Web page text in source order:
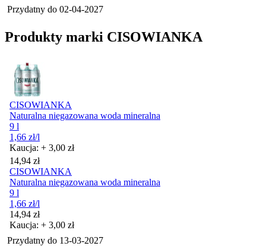
Przydatny do 02-04-2027
Produkty marki CISOWIANKA
CISOWIANKA
Naturalna niegazowana woda mineralna
9 l
1,66 zł/l
Kaucja: + 3,00 zł
Cena
14,94 zł
CISOWIANKA
Naturalna niegazowana woda mineralna
9 l
1,66 zł/l
Cena
14,94 zł
Kaucja: + 3,00 zł
Przydatny do 13-03-2027